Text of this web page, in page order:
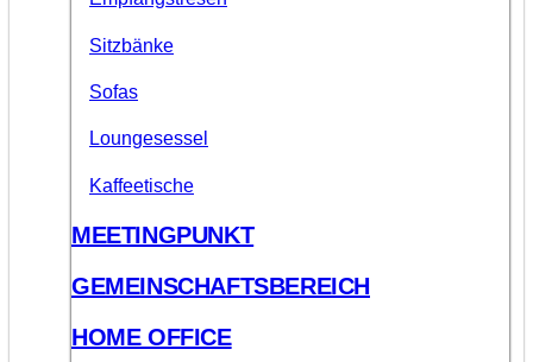
Sitzbänke
Sofas
Loungesessel
Kaffeetische
MEETINGPUNKT
GEMEINSCHAFTSBEREICH
HOME OFFICE